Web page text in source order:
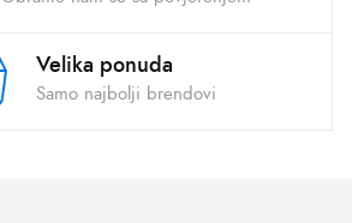
Velika ponuda
Samo najbolji brendovi